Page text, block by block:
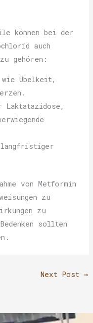
können bei der
auch
gehören:
wie Übelkeit,
langfristiger
von Metformin
zu
zu
sollten
Next Post→